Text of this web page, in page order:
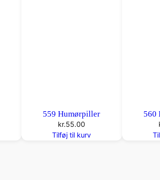
559 Humørpiller
kr.55.00
Tilføj til kurv
560